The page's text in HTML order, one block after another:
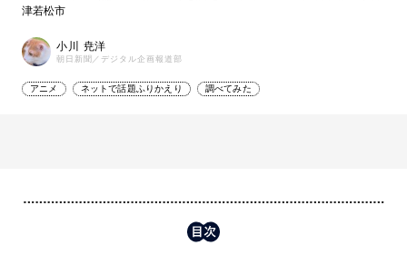
津若松市
小川 尭洋
朝日新聞／デジタル企画報道部
アニメ ネットで話題ふりかえり 調べてみた